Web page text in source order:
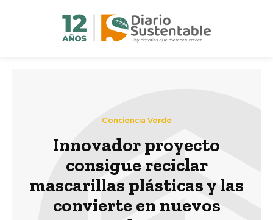
Conciencia Verde
Innovador proyecto
consigue reciclar
mascarillas plásticas y las
convierte en nuevos